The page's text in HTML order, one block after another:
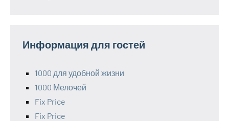
Информация для гостей
1000 для удобной жизни
1000 Мелочей
Fix Price
Fix Price